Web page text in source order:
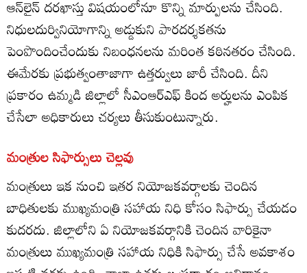
ఆన్‌లైన్‌ దరఖాస్తు విషయంలోనూ కొన్ని మార్పులను చేసింది.
నిధులదుర్వినియోగాన్ని అడ్డుకుని పారదర్శకతను
పెంపొందించేందుకు నిబంధనలను మరింత కఠినతరం చేసింది.
ఈమేరకు ప్రభుత్వంతాజాగా ఉత్తర్వులు జారీ చేసింది. దీని
ప్రకారం ఉమ్మడి జిల్లాలో సీఎంఆర్‌ఎఫ్‌ కింద అర్హులను ఎంపిక
చేసేలా అధికారులు చర్యలు తీసుకుంటున్నారు.
మంత్రుల సిఫార్సులు చెల్లవు
మంత్రులు ఇక నుంచి ఇతర నియోజకవర్గాలకు చెందిన
బాధితులకు ముఖ్యమంత్రి సహాయ నిధి కోసం సిఫార్సు చేయడం
కుదరదు. జిల్లాలోని ఏ నియోజకవర్గానికి చెందిన వారికైనా
మంత్రులు ముఖ్యమంత్రి సహాయ నిధికి సిఫార్సు చేసే అవకాశం